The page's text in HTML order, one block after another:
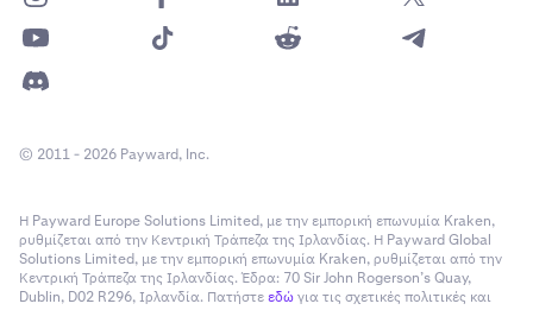
© 2011 - 2026 Payward, Inc.
Η Payward Europe Solutions Limited, με την εμπορική επωνυμία Kraken,
ρυθμίζεται από την Κεντρική Τράπεζα της Ιρλανδίας. Η Payward Global
Solutions Limited, με την εμπορική επωνυμία Kraken, ρυθμίζεται από την
Κεντρική Τράπεζα της Ιρλανδίας. Έδρα: 70 Sir John Rogerson’s Quay,
Dublin, D02 R296, Ιρλανδία. Πατήστεεδώγια τις σχετικές πολιτικές και